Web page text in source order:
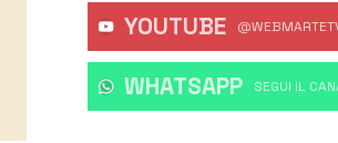
YOUTUBE
WHATSAPP ‎SEGUI IL